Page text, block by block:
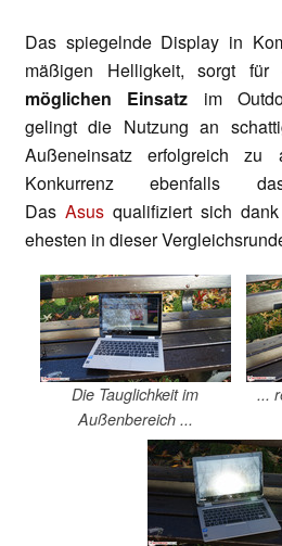
Das spiegelnde Display in
mäßigen Helligkeit, sorgt
möglichen Einsatz im
gelingt die Nutzung an
Außeneinsatz erfolgreich zu
Konkurrenz ebenfalls
Das Asus qualifiziert sich
ehesten in dieser
Die Tauglichkeit im
Außenbereich ...
...